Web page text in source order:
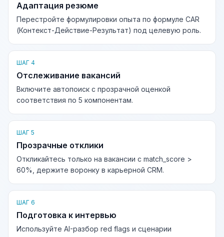
Адаптация резюме
Перестройте формулировки опыта по формуле CAR
(Контекст-Действие-Результат) под целевую роль.
ШАГ 4
Отслеживание вакансий
Включите автопоиск с прозрачной оценкой
соответствия по 5 компонентам.
ШАГ 5
Прозрачные отклики
Откликайтесь только на вакансии с match_score >
60%, держите воронку в карьерной CRM.
ШАГ 6
Подготовка к интервью
Используйте AI-разбор red flags и сценарии